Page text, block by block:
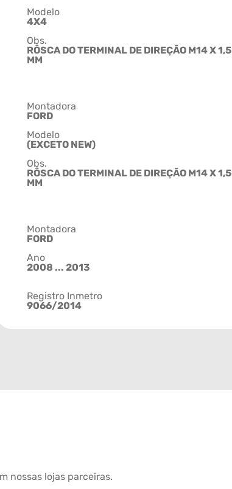
Modelo
4X4
Obs.
RÔSCA DO TERMINAL DE DIREÇÃO M14 X 1,5
MM
Montadora
FORD
Modelo
(EXCETO NEW)
Obs.
RÔSCA DO TERMINAL DE DIREÇÃO M14 X 1,5
MM
Montadora
FORD
Ano
2008 ... 2013
Registro Inmetro
9066/2014
nossas lojas parceiras.